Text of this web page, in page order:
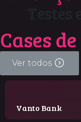
Cases de
Ver todos
Vanto Bank